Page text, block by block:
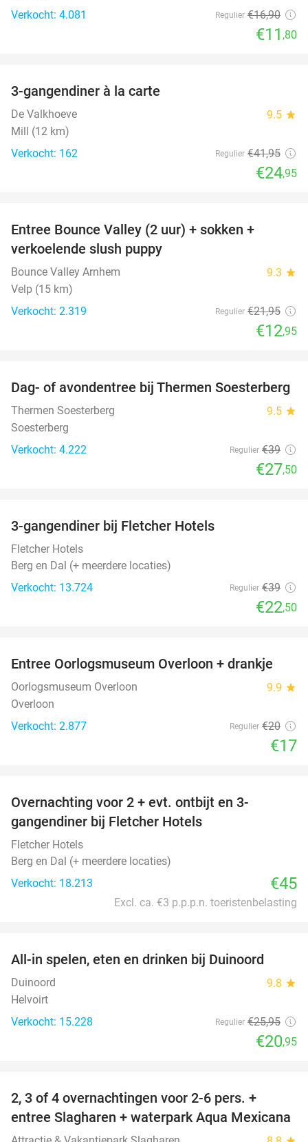
Verkocht: 4.081
Regulier €16,90
€11 ,80
3-gangendiner à la carte
De Valkhoeve 9.5 star
Mill (12 km)
Verkocht: 162
Regulier €41,95
€24,95
Entree Bounce Valley (2 uur) + sokken +
verkoelende slush puppy
Bounce Valley Arnhem 9.3 star
Velp (15 km)
Verkocht: 2.319
Regulier €21,95
€12,95
29%
Dag- of avondentree bij Thermen Soesterberg
Thermen Soesterberg 9.5 star
Soesterberg
Verkocht: 4.222
Regulier €39
€27,50
3-gangendiner bij Fletcher Hotels
Fletcher Hotels
Berg en Dal (+ meerdere locaties)
Verkocht: 13.724
Regulier €39
€22,50
15%
Entree Oorlogsmuseum Overloon + drankje
Oorlogsmuseum Overloon 9.9 star
Overloon
Verkocht: 2.877
Regulier €20
€17
Overnachting voor 2 + evt. ontbijt en 3-
gangendiner bij Fletcher Hotels
Fletcher Hotels
Berg en Dal (+ meerdere locaties)
Verkocht: 18.213
€45
Excl. ca. €3 p.p.p.n. toeristenbelasting
All-in spelen, eten en drinken bij Duinoord
Duinoord 9.8 star
Helvoirt
Verkocht: 15.228
Regulier €25,95
€20,95
2, 3 of 4 overnachtingen voor 2-6 pers. +
entree Slagharen + waterpark Aqua Mexicana